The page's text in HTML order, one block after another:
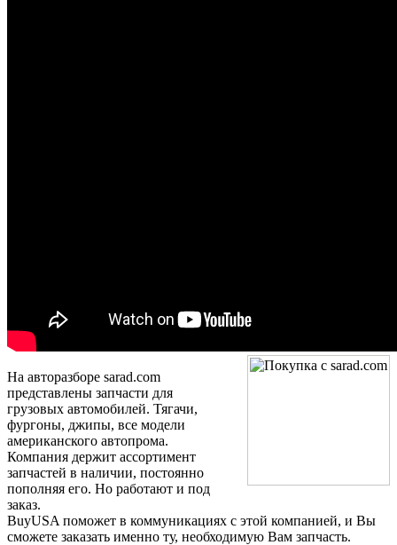
На авторазборе sarad.com
представлены запчасти для
грузовых автомобилей. Тягачи,
фургоны, джипы, все модели
американского автопрома.
Компания держит ассортимент
запчастей в наличии, постоянно
пополняя его. Но работают и под
заказ.
BuyUSA поможет в коммуникациях с этой компанией, и Вы
сможете заказать именно ту, необходимую Вам запчасть.